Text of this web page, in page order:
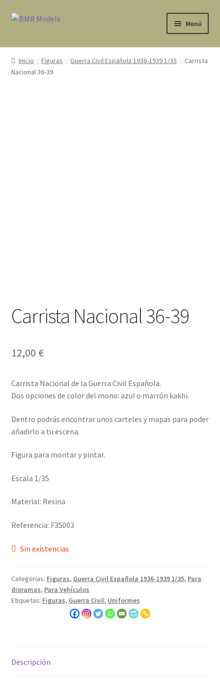
Ir
Ir
Menú
Tienda
Avisos Legales
Inicio Figuras Guerra Civil Española 1936-1939 1/35
Carrista
Nacional 36-39
Carrista Nacional 36-39
12,00 €
Carrista Nacional de la Guerra Civil Española.
Dos opciones de color del mono: azul o marrón kakhi.
Dentro podrás encontrar unos carteles y mapas para poder
añadirlo a tu escena.
Figura para montar y pintar.
Escala 1/35
Material: Resina
Referencia: F35003
Sin existencias
Categorías: Figuras, Guerra Civil Española 1936-1939 1/35, Para
dioramas, Para Vehículos
Etiquetas: Figuras, Guerra Civil, Uniformes
Descripción